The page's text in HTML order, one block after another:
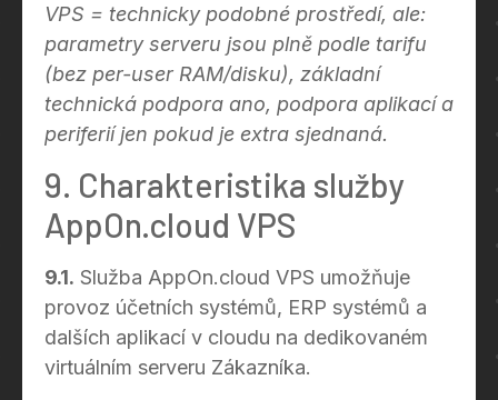
VPS = technicky podobné prostředí, ale:
parametry serveru jsou plně podle tarifu
(bez per-user RAM/disku), základní
technická podpora ano, podpora aplikací a
periferií jen pokud je extra sjednaná.
9. Charakteristika služby
AppOn.cloud VPS
9.1. Služba AppOn.cloud VPS umožňuje
provoz účetních systémů, ERP systémů a
dalších aplikací v cloudu na dedikovaném
virtuálním serveru Zákazníka.